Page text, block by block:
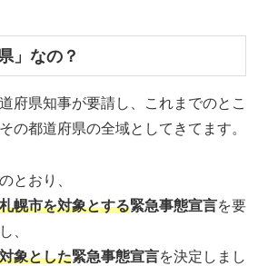
」なの？
府県知事が要請し、これまでのとこ
の都道府県の全域としてきてます。
とおり、
札幌市を対象とする緊急事態宣言を要
、
象とした緊急事態宣言を決定しまし